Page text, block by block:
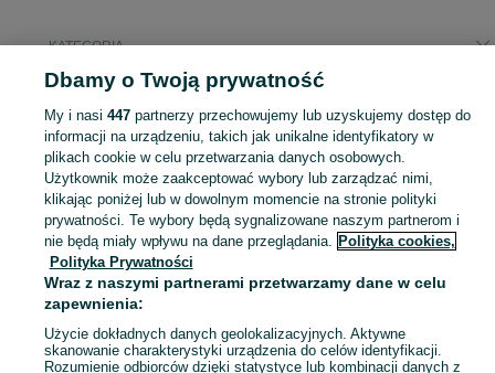
KATEGORIA
Popularne wyszukiwania
kratownica
Skorzystaj z największego serwisu ogłoszeniowego - Śmiłowo i okolice! Kupuj to, czego pragniesz i sprzedawaj to, czego już nie potrzebujesz! Zobacz
Mapa kategorii
Mapa miejscowości
Mapa ministron
Popularne wyszukiwania
Dbamy o Twoją prywatność
My i nasi 447partnerzy przechowujemy lub uzyskujemy dostęp do
informacji na urządzeniu, takich jak unikalne identyfikatory w
plikach cookie w celu przetwarzania danych osobowych.
Użytkownik może zaakceptować wybory lub zarządzać nimi,
klikając poniżej lub w dowolnym momencie na stronie polityki
prywatności. Te wybory będą sygnalizowane naszym partnerom i
nie będą miały wpływu na dane przeglądania. Polityka cookies,
Polityka Prywatności
Wraz z naszymi partnerami przetwarzamy dane w celu
zapewnienia:
Użycie dokładnych danych geolokalizacyjnych. Aktywne
skanowanie charakterystyki urządzenia do celów identyfikacji.
Rozumienie odbiorców dzięki statystyce lub kombinacji danych z